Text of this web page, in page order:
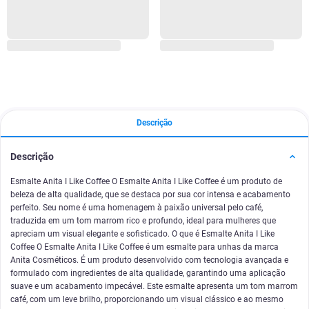
Descrição
Descrição
Esmalte Anita I Like Coffee O Esmalte Anita I Like Coffee é um produto de
beleza de alta qualidade, que se destaca por sua cor intensa e acabamento
perfeito. Seu nome é uma homenagem à paixão universal pelo café,
traduzida em um tom marrom rico e profundo, ideal para mulheres que
apreciam um visual elegante e sofisticado. O que é Esmalte Anita I Like
Coffee O Esmalte Anita I Like Coffee é um esmalte para unhas da marca
Anita Cosméticos. É um produto desenvolvido com tecnologia avançada e
formulado com ingredientes de alta qualidade, garantindo uma aplicação
suave e um acabamento impecável. Este esmalte apresenta um tom marrom
café, com um leve brilho, proporcionando um visual clássico e ao mesmo